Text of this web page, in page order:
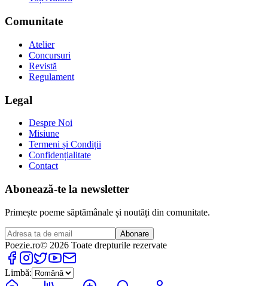
Comunitate
Atelier
Concursuri
Revistă
Regulament
Legal
Despre Noi
Misiune
Termeni și Condiții
Confidențialitate
Contact
Abonează-te la newsletter
Primește poeme săptămânale și noutăți din comunitate.
Abonare
Poezie.ro© 2026 Toate drepturile rezervate
Limbă: